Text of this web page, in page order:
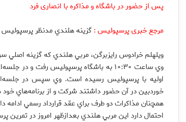
پس از حضور در باشگاه و مذاکره با انصاری فرد
مرجع خبری پرسپولیس : گزينه هلندي مدنظر پرسپوليس
ويلهلم خرادوس رايزبرگن، مربي هلندي كه گزينه اصلي سرمربيگري
وي ساعت ۱۰:۳۰ به باشگاه پرسپوليس رفت
اوليه با پرسپوليس رسيده است. وي سپس در
خوردبين در آن حضور داشتند شركت و از برنامه‌هاي خود
همچنان مذاكرات دو طرف براي عقد قرارداد رسمي ادامه
احتمال دارد اين مربي هلندي بعدازظهر امروز در